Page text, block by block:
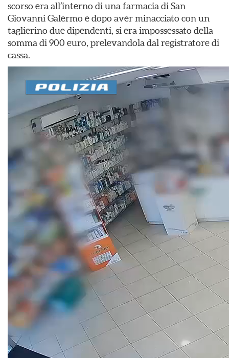
scorso era all’interno di una farmacia di San
Giovanni Galermo e dopo aver minacciato con un
taglierino due dipendenti, si era impossessato della
somma di 900 euro, prelevandola dal registratore di
cassa.